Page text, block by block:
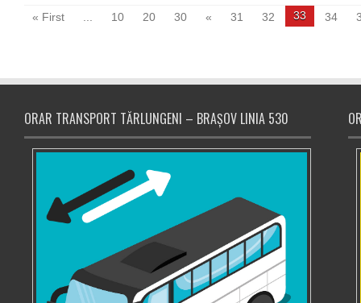
« First 10 20 30 « 31 32 33 34
ORAR TRANSPORT TĂRLUNGENI – BRAȘOV LINIA 530